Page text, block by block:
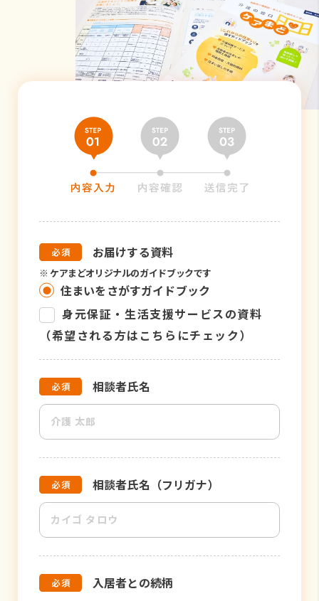
お届けする資料
※ ケアまどオリジナルのガイドブックです
住まいをさがすガイドブック
身元保証・生活支援サービスの資料
（希望される方はこちらにチェック）
相談者氏名
相談者氏名（フリガナ）
入居者との続柄